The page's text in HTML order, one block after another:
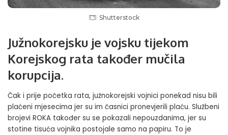
Shutterstock
Južnokorejsku je vojsku tijekom
Korejskog rata također mučila
korupcija.
Čak i prije početka rata, južnokorejski vojnici ponekad nisu bili
plaćeni mjesecima jer su im časnici pronevjerili plaću. Službeni
brojevi ROKA također su se pokazali nepouzdanima, jer su
stotine tisuća vojnika postojale samo na papiru. To je